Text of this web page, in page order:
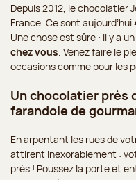
Depuis 2012, le chocolatier
France. Ce sont aujourd’hui
Une chose est sûre : il y a un
chez vous. Venez faire le
occasions comme pour les
Un chocolatier près
farandole de
En arpentant les rues de
attirent inexorablement :
près ! Poussez la porte et